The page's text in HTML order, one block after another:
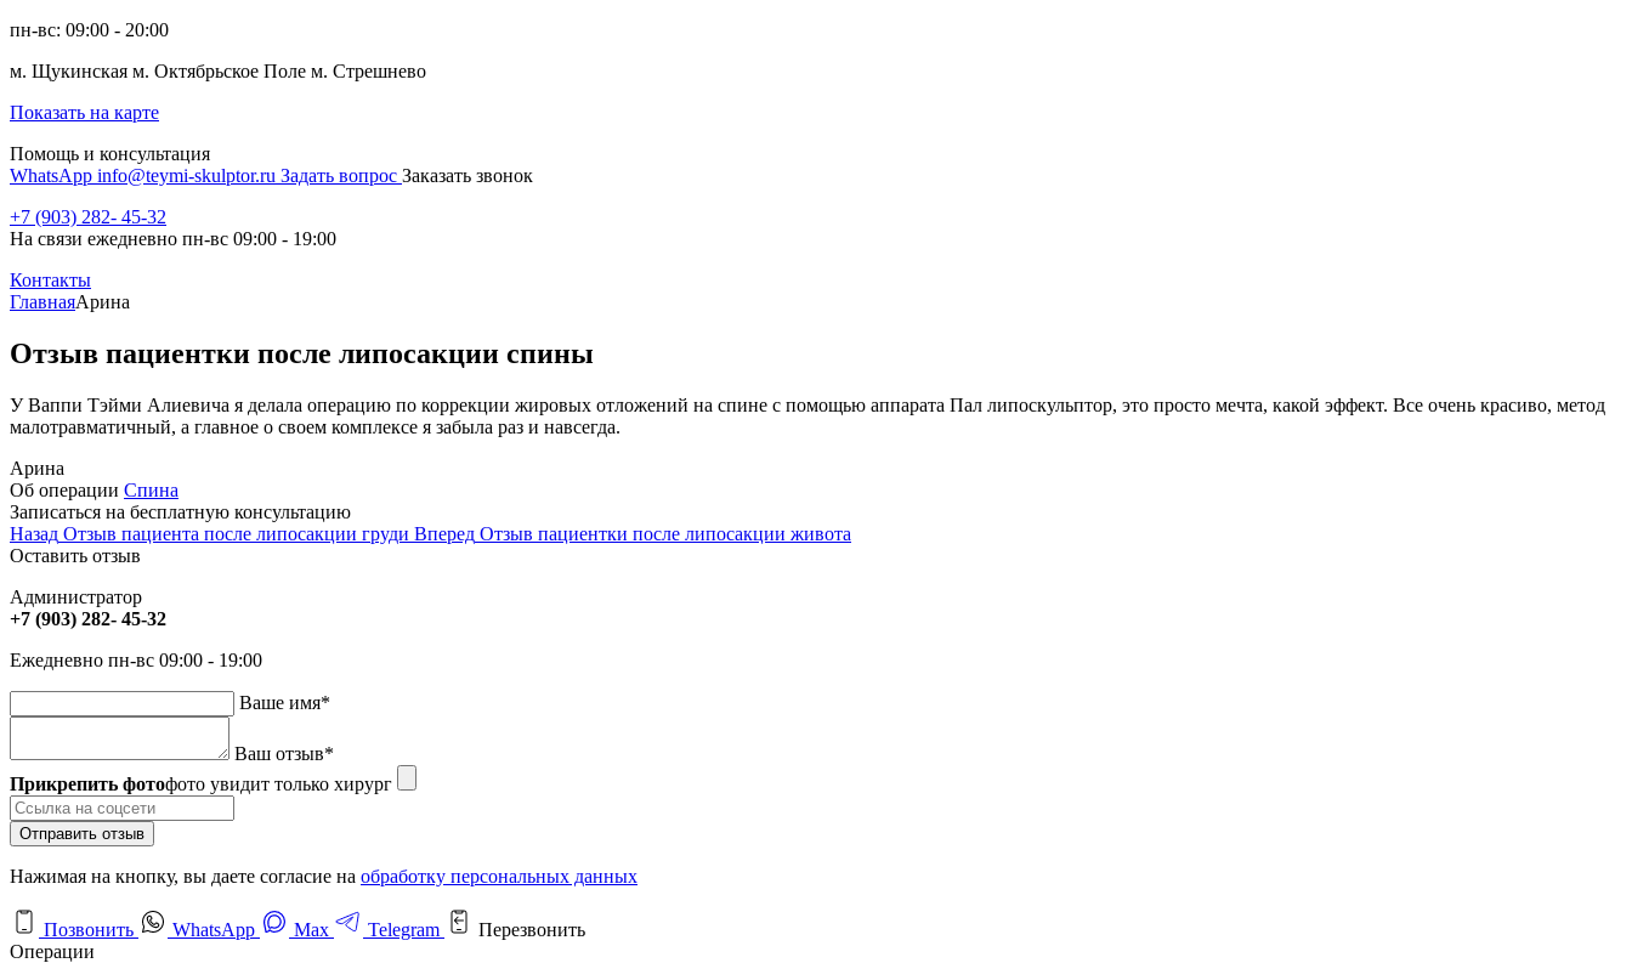
пн-вс: 09:00 - 20:00
м. Щукинская м. Октябрьское Поле м. Стрешнево
Показать на карте
Помощь и консультация
WhatsApp info@teymi-skulptor.ru Задать вопрос Заказать звонок
+7 (903) 282- 45-32
На связи ежедневно пн-вс 09:00 - 19:00
Контакты
ГлавнаяАрина
Отзыв пациентки после липосакции спины
У Ваппи Тэйми Алиевича я делала операцию по коррекции жировых отложений на спине с помощью аппарата Пал липоскульптор, это просто мечта, какой эффект. Все очень красиво, метод
малотравматичный, а главное о своем комплексе я забыла раз и навсегда.
Арина
Об операции Спина
Записаться на бесплатную консультацию
Назад Отзыв пациента после липосакции груди Вперед Отзыв пациентки после липосакции живота
Оставить отзыв
Администратор
+7 (903) 282- 45-32
Ежедневно пн-вс 09:00 - 19:00
Ваше имя*
Ваш отзыв*
Прикрепить фотофото увидит только хирург
Отправить отзыв
Нажимая на кнопку, вы даете согласие на обработку персональных данных
Позвонить WhatsApp Max Telegram
Перезвонить
Операции